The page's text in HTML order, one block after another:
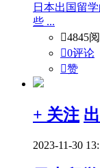
日本出国留
些 ...
4845
0评论
赞
+ 关注
2023-11-30